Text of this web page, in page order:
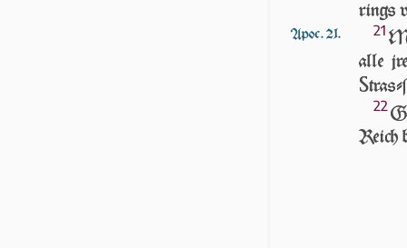
rings
Apoc. 21. 21
alle
S
22
Reich